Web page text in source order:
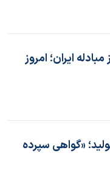
ایران؛ امروز
«گواهی سپرده